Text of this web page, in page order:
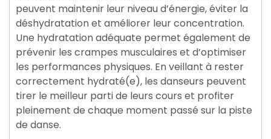
peuvent maintenir leur niveau d’énergie, éviter la
déshydratation et améliorer leur concentration.
Une hydratation adéquate permet également de
prévenir les crampes musculaires et d’optimiser
les performances physiques. En veillant à rester
correctement hydraté(e), les danseurs peuvent
tirer le meilleur parti de leurs cours et profiter
pleinement de chaque moment passé sur la piste
de danse.